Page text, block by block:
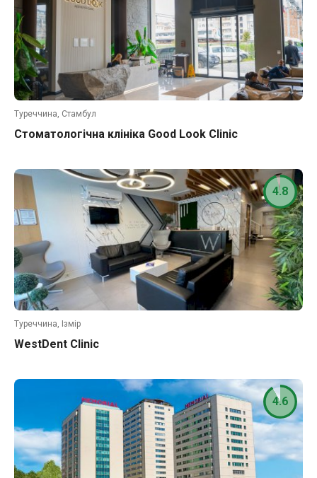
Туреччина, Стамбул
Стоматологічна клініка Good Look Clinic
Туреччина, Ізмір
WestDent Clinic
4.8
4.6